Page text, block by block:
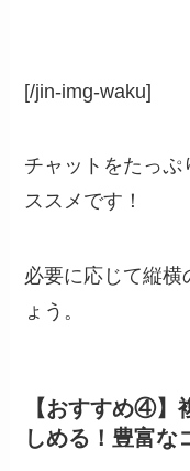
[/jin-img-waku]
チャットをたっぷ
ススメです！
必要に応じて縦横
ょう。
【おすすめ④】
しめる！豊富な